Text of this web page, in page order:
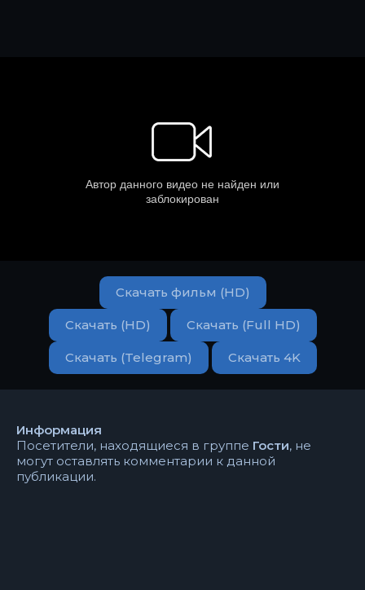
Скачать фильм (HD)
Скачать (HD) Скачать (Full HD)
Скачать (Telegram) Скачать 4K
Информация
Посетители, находящиеся в группе Гости, не
могут оставлять комментарии к данной
публикации.